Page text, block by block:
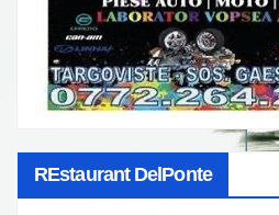
REstaurant DelPonte